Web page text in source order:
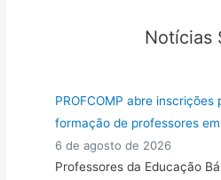
Notícias
PROFCOMP abre inscrições
formação de professores
6 de agosto de 2026
Professores da Educação